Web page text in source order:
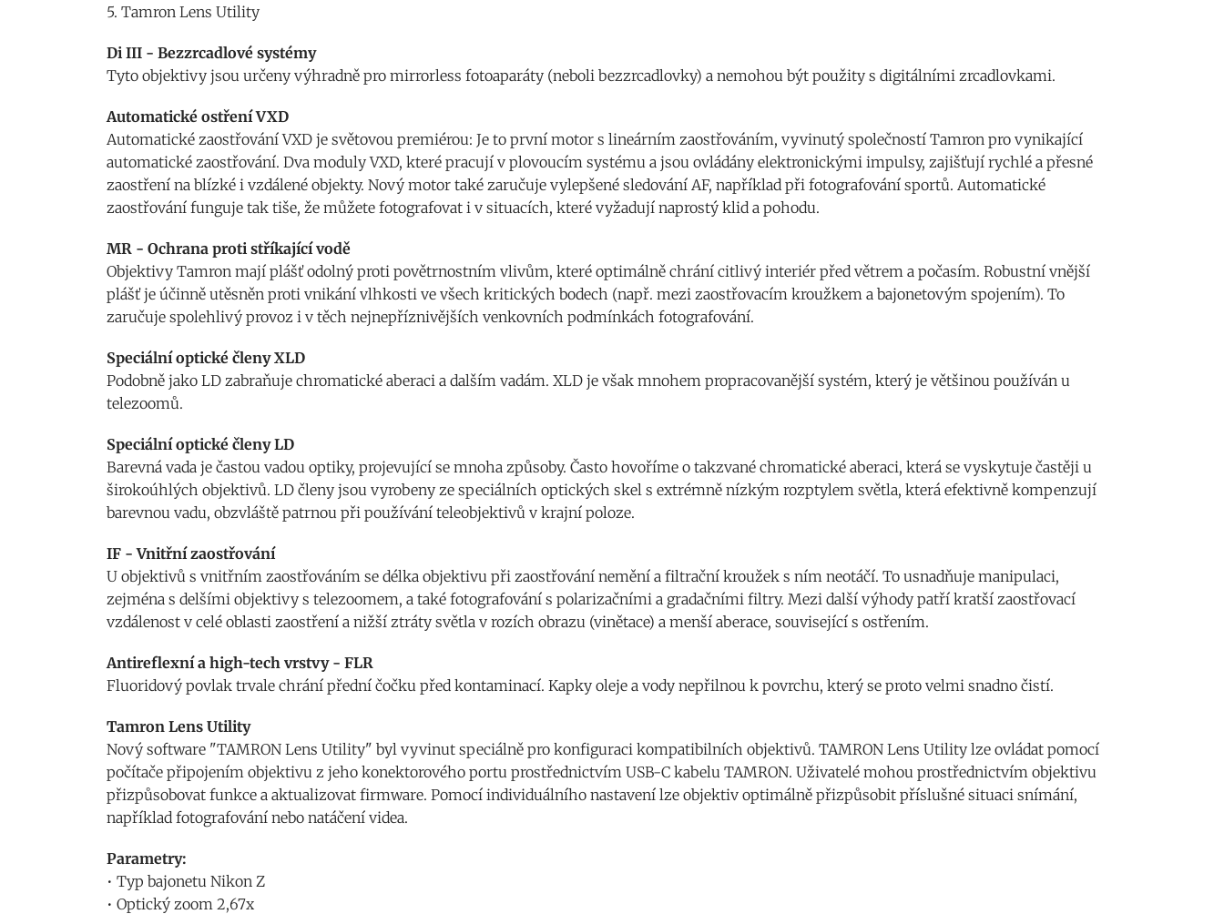
5. Tamron Lens Utility
Di III - Bezzrcadlové systémy
Tyto objektivy jsou určeny výhradně pro mirrorless fotoaparáty (neboli bezzrcadlovky) a nemohou být použity s digitálními zrcadlovkami.
Automatické ostření VXD
Automatické zaostřování VXD je světovou premiérou: Je to první motor s lineárním zaostřováním, vyvinutý společností Tamron pro vynikající
automatické zaostřování. Dva moduly VXD, které pracují v plovoucím systému a jsou ovládány elektronickými impulsy, zajišťují rychlé a přesné
zaostření na blízké i vzdálené objekty. Nový motor také zaručuje vylepšené sledování AF, například při fotografování sportů. Automatické
zaostřování funguje tak tiše, že můžete fotografovat i v situacích, které vyžadují naprostý klid a pohodu.
MR - Ochrana proti stříkající vodě
Objektivy Tamron mají plášť odolný proti povětrnostním vlivům, které optimálně chrání citlivý interiér před větrem a počasím. Robustní vnější
plášť je účinně utěsněn proti vnikání vlhkosti ve všech kritických bodech (např. mezi zaostřovacím kroužkem a bajonetovým spojením). To
zaručuje spolehlivý provoz i v těch nejnepříznivějších venkovních podmínkách fotografování.
Speciální optické členy XLD
Podobně jako LD zabraňuje chromatické aberaci a dalším vadám. XLD je však mnohem propracovanější systém, který je většinou používán u
telezoomů.
Speciální optické členy LD
Barevná vada je častou vadou optiky, projevující se mnoha způsoby. Často hovoříme o takzvané chromatické aberaci, která se vyskytuje častěji u
širokoúhlých objektivů. LD členy jsou vyrobeny ze speciálních optických skel s extrémně nízkým rozptylem světla, která efektivně kompenzují
barevnou vadu, obzvláště patrnou při používání teleobjektivů v krajní poloze.
IF - Vnitřní zaostřování
U objektivů s vnitřním zaostřováním se délka objektivu při zaostřování nemění a filtrační kroužek s ním neotáčí. To usnadňuje manipulaci,
zejména s delšími objektivy s telezoomem, a také fotografování s polarizačními a gradačními filtry. Mezi další výhody patří kratší zaostřovací
vzdálenost v celé oblasti zaostření a nižší ztráty světla v rozích obrazu (vinětace) a menší aberace, související s ostřením.
Antireflexní a high-tech vrstvy - FLR
Fluoridový povlak trvale chrání přední čočku před kontaminací. Kapky oleje a vody nepřilnou k povrchu, který se proto velmi snadno čistí.
Tamron Lens Utility
Nový software "TAMRON Lens Utility" byl vyvinut speciálně pro konfiguraci kompatibilních objektivů. TAMRON Lens Utility lze ovládat pomocí
počítače připojením objektivu z jeho konektorového portu prostřednictvím USB-C kabelu TAMRON. Uživatelé mohou prostřednictvím objektivu
přizpůsobovat funkce a aktualizovat firmware. Pomocí individuálního nastavení lze objektiv optimálně přizpůsobit příslušné situaci snímání,
například fotografování nebo natáčení videa.
Parametry:
• Typ bajonetu Nikon Z
• Optický zoom 2,67x